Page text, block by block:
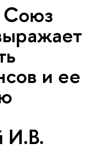
Союз
и ее
И.В.